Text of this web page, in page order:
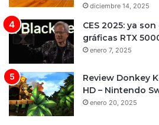
diciembre 14, 2025
CES 2025: ya
gráficas RTX
enero 7, 2025
Review Donkey
HD – Nintendo
enero 20, 2025